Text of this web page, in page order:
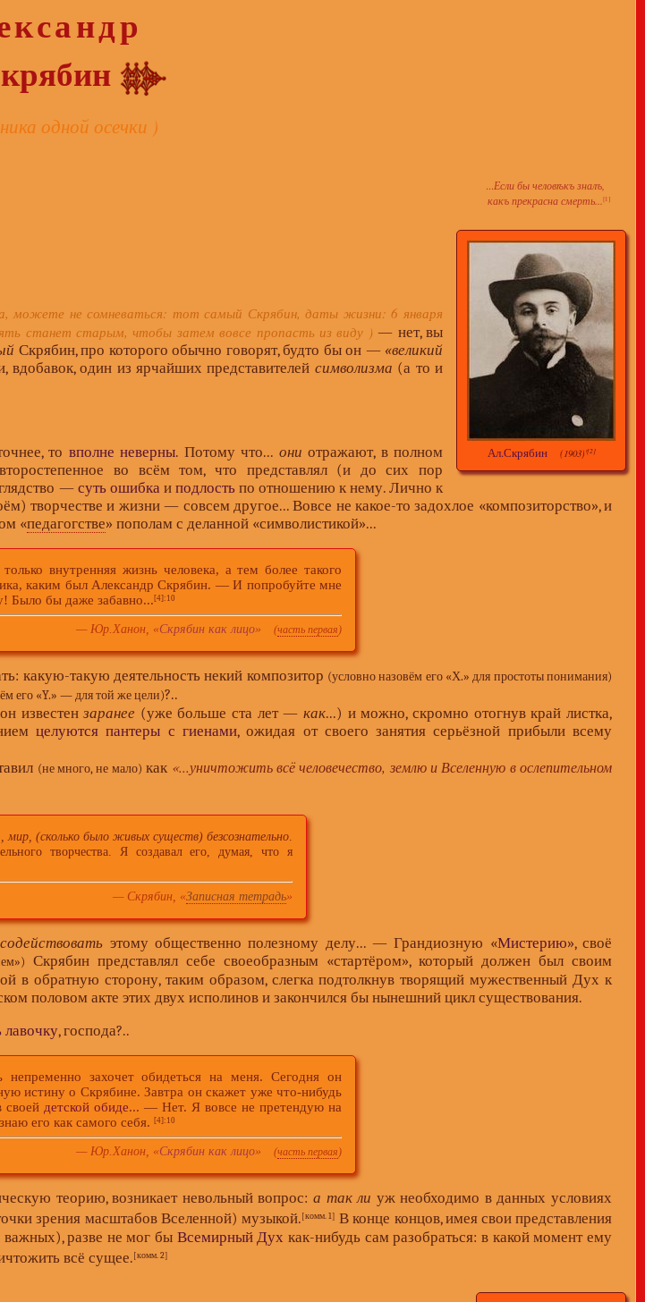
одной осечки )
...Если бы человѣкъ зналъ,
какъ прекрасна смерть...
[1]
Ал.Скрябин (1903)'[2]
можете не сомневаться: тот самый Скрябин, даты жизни: 6 января
станет старым, чтобы затем вовсе пропасть из виду ) — нет, вы
Скрябин, про которого обычно говорят, будто бы он — «великий
вдобавок, один из ярчайших представителей символизма (а то и
то вполне неверны. Потому что... они отражают, в полном
во всём том, что представлял (и до сих пор
— суть ошибка и подлостьпо отношению к нему. Лично к
творчестве и жизни — совсем другое... Вовсе не какое-то задохлое «композиторство», и
«педагогстве» пополам с деланной «символистикой»...
внутренняя жизнь человека, а тем более такого
каким был Александр Скрябин. — И попробуйте мне
Было бы даже забавно...[4]:10
— Юр.Ханон, «Скрябин как лицо» (часть первая )
какую-такую деятельность некий композитор (условно назовём его «Х.» для простоты понимания)
его «Y.» — для той же цели)?..
известензаранее (уже больше ста лет —как...) и можно, скромно отогнув край листка,
целуются пантеры с гиенами, ожидая от своего занятия серьёзной прибыли всему
(не много, не мало) как «...уничтожить всё человечество, землю и Вселенную в ослепительном
мир, (сколько было живых существ) безсознательно.
творчества. Я создавал его, думая, что я
— Скрябин, «Записная тетрадь»
содействовать этому общественно полезному делу... — Грандиозную «Мистерию», своё
Скрябин представлял себе своеобразным «стартёром», который должен был своим
в обратную сторону, таким образом, слегка подтолкнув творящий мужественный Дух к
половом акте этих двух исполинов и закончился бы нынешний цикл существования.
лавочку, господа?..
захочет обидеться на меня. Сегодня он
истину о Скрябине. Завтра он скажет уже что-нибудь
своей детской обиде... — Нет. Я вовсе не претендую на
его как самого себя. [4]:10
— Юр.Ханон, «Скрябин как лицо» (часть первая )
теорию, возникает невольный вопрос:а так ли уж необходимо в данных условиях
зрения масштабов Вселенной) музыкой.[комм. 1] В конце концов, имея свои представления
важных), разве не мог бы Всемирный Дух как-нибудь сам разобраться: в какой момент ему
всё сущее.[комм. 2]